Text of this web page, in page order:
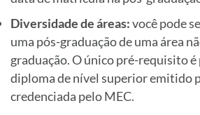
Diversidade de áreas:você pode
uma pós-graduação de uma área
graduação. O único pré-requisito é
diploma de nível superior emitido
credenciada pelo MEC.